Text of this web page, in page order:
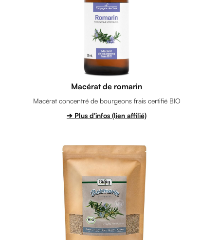
Macérat de romarin
Macérat concentré de bourgeons frais certifié BIO
➔ Plus d'infos (lien affilié)